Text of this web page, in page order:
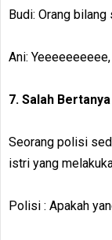
Budi: Orang bilang
Ani:
7. Salah Bertanya
Seorang polisi
istri yang
Polisi : Apakah